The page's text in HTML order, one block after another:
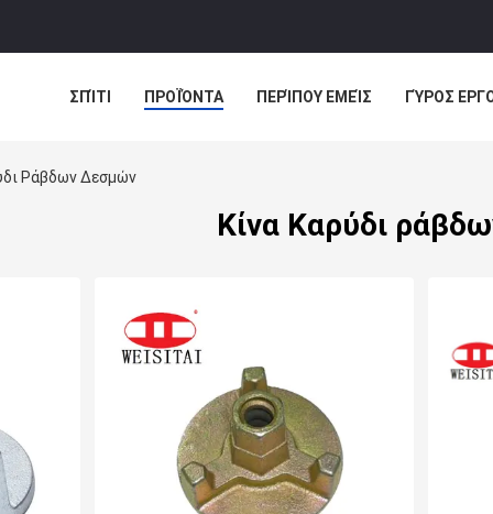
ΣΠΊΤΙ ΠΡΟΪΌΝΤΑ ΠΕΡΊΠΟΥ ΕΜΕΊΣ ΓΎΡΟΣ
Ράβδων Δεσμών
Κίνα Καρύδι